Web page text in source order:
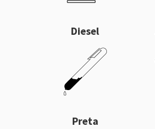
Diesel
Preta